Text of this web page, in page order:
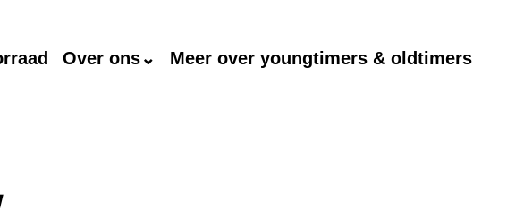
Over ons⌄ Meer over youngtimers & oldtimers